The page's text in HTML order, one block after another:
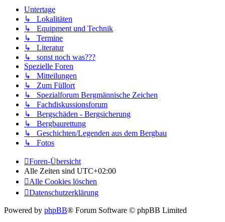
Untertage
↳ Lokalitäten
↳ Equipment und Technik
↳ Termine
↳ Literatur
↳ sonst noch was???
Spezielle Foren
↳ Mitteilungen
↳ Zum Füllort
↳ Spezialforum Bergmännische Zeichen
↳ Fachdiskussionsforum
↳ Bergschäden - Bergsicherung
↳ Bergbaurettung
↳ Geschichten/Legenden aus dem Bergbau
↳ Fotos
Foren-Übersicht
Alle Zeiten sind UTC+02:00
Alle Cookies löschen
Datenschutzerklärung
Powered by phpBB® Forum Software © phpBB Limited